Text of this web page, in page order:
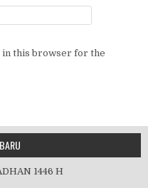
in this browser for the
1446 H